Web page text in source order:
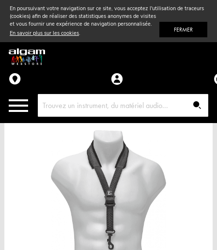
En poursuivant votre navigation sur ce site, vous acceptez l'utilisation de traceurs
(cookies) afin de réaliser des statistiques anonymes de visites
et vous fournir une expérience de navigation personnalisée.
En savoir plus sur les cookies. FERMER
Vent& Violon
Accessoires
Pièces détachées